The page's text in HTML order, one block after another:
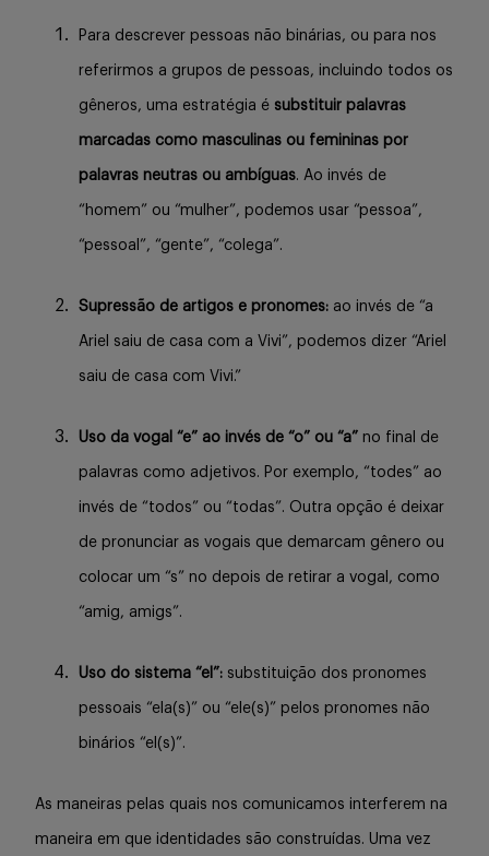
Para descrever pessoas não binárias, ou para nos
referirmos a grupos de pessoas, incluindo todos os
gêneros, uma estratégia é substituir palavras
marcadas como masculinas ou femininas por
palavras neutras ou ambíguas. Ao invés de
“homem” ou “mulher”, podemos usar “pessoa”,
“pessoal”, “gente”, “colega”.
Supressão de artigos e pronomes: ao invés de “a
Ariel saiu de casa com a Vivi”, podemos dizer “Ariel
saiu de casa com Vivi.”
Uso da vogal “e” ao invés de “o” ou “a” no final de
palavras como adjetivos. Por exemplo, “todes” ao
invés de “todos” ou “todas”. Outra opção é deixar
de pronunciar as vogais que demarcam gênero ou
colocar um “s” no depois de retirar a vogal, como
“amig, amigs”.
Uso do sistema “el”: substituição dos pronomes
pessoais “ela(s)” ou “ele(s)” pelos pronomes não
binários “el(s)”.
As maneiras pelas quais nos comunicamos interferem na
maneira em que identidades são construídas. Uma vez